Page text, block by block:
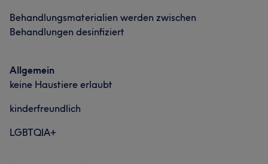
Behandlungsmaterialien werden zwischen
Behandlungen desinfiziert
Allgemein
keine Haustiere erlaubt
kinderfreundlich
LGBTQIA+